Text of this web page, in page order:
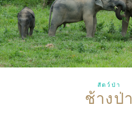
ความคิดริเริ่ม
ห้องข่าว
สมัครงาน
ติดต่อเรา
สัตว์ป่า
ช้างป่า